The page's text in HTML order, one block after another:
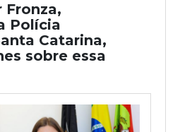
Fronza,
Polícia
Catarina,
sobre essa